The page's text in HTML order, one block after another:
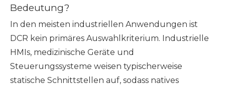
Bedeutung?
In den meisten industriellen Anwendungen ist
DCR kein primäres Auswahlkriterium. Industrielle
HMIs, medizinische Geräte und
Steuerungssysteme weisen typischerweise
statische Schnittstellen auf, sodass natives